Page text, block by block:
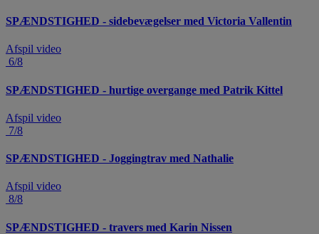
SPÆNDSTIGHED - sidebevægelser med Victoria Vallentin
Afspil video
6/8
SPÆNDSTIGHED - hurtige overgange med Patrik Kittel
Afspil video
7/8
SPÆNDSTIGHED - Joggingtrav med Nathalie
Afspil video
8/8
SPÆNDSTIGHED - travers med Karin Nissen